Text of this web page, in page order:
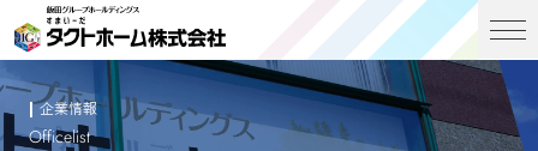
企業情報
Officelist